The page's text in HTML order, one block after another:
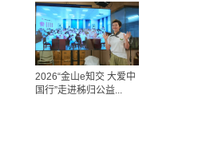
2026“金山e知交 大爱中
国行”走进秭归公益...